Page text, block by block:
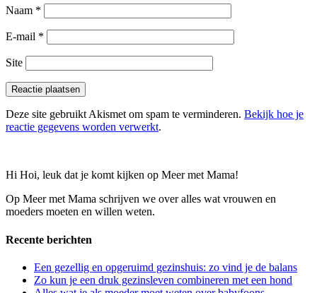
Naam *
E-mail *
Site
Deze site gebruikt Akismet om spam te verminderen. Bekijk hoe je
reactie gegevens worden verwerkt.
Hi Hoi, leuk dat je komt kijken op Meer met Mama!
Op Meer met Mama schrijven we over alles wat vrouwen en
moeders moeten en willen weten.
Recente berichten
Een gezellig en opgeruimd gezinshuis: zo vind je de balans
Zo kun je een druk gezinsleven combineren met een hond